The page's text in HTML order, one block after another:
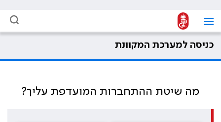
כניסה למערכת המקוונת
מה שיטת ההתחברות המועדפת עליך?